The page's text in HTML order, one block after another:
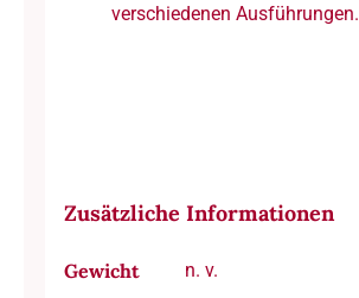
verschiedenen Ausführungen.
Zusätzliche Informationen
Gewicht n. v.